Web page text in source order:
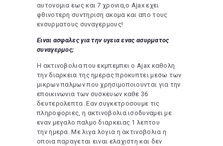
αυτονομια εως και 7 χρονια,ο Ajax εχει
φθινοτερη συντηριση ακομα και απο τους
ενσυρματους συναγερμους!
Ειναι ασφαλες για την υγεια ενας ασυρματος
συναγερμος;
Η ακτινοβολια που εκμπεμπει ο Ajax καθολη
την διαρκεια της ημερας προκυπτει μεσω των
μικρων παλμων που χρησιμοποιουνται για την
εποικινωνια των συσκευων καθε 36
δευτερολεπτα. Εαν συγκετροσουμε τις
πληροφοριες, η ακτινοβολια ισοδυναμει με
εναν μεγαλο παλμο διαρκειας 1 λεπτου
την ημερα. Με λιγα λογια η ακτινοβολια η
οποια παραγεται ειναι ελαχιστη και δεν